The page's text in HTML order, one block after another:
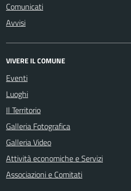
Comunicati
Avvisi
VIVERE IL COMUNE
Eventi
Luoghi
Il Territorio
Galleria Fotografica
Galleria Video
Attività economiche e Servizi
Associazioni e Comitati